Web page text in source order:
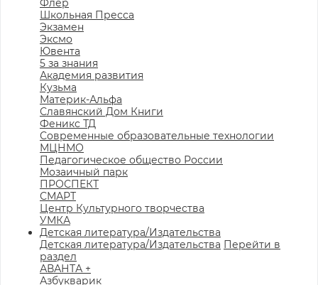
Флер
Школьная Пресса
Экзамен
Эксмо
Ювента
5 за знания
Академия развития
Кузьма
Материк-Альфа
Славянский Дом Книги
Феникс ТД
Современные образовательные технологии
МЦНМО
Педагогическое общество России
Мозаичный парк
ПРОСПЕКТ
СМАРТ
Центр Культурного творчества
УМКА
Детская литература/Издательства
Детская литература/Издательства Перейти в
раздел
АВАНТА +
Азбукварик